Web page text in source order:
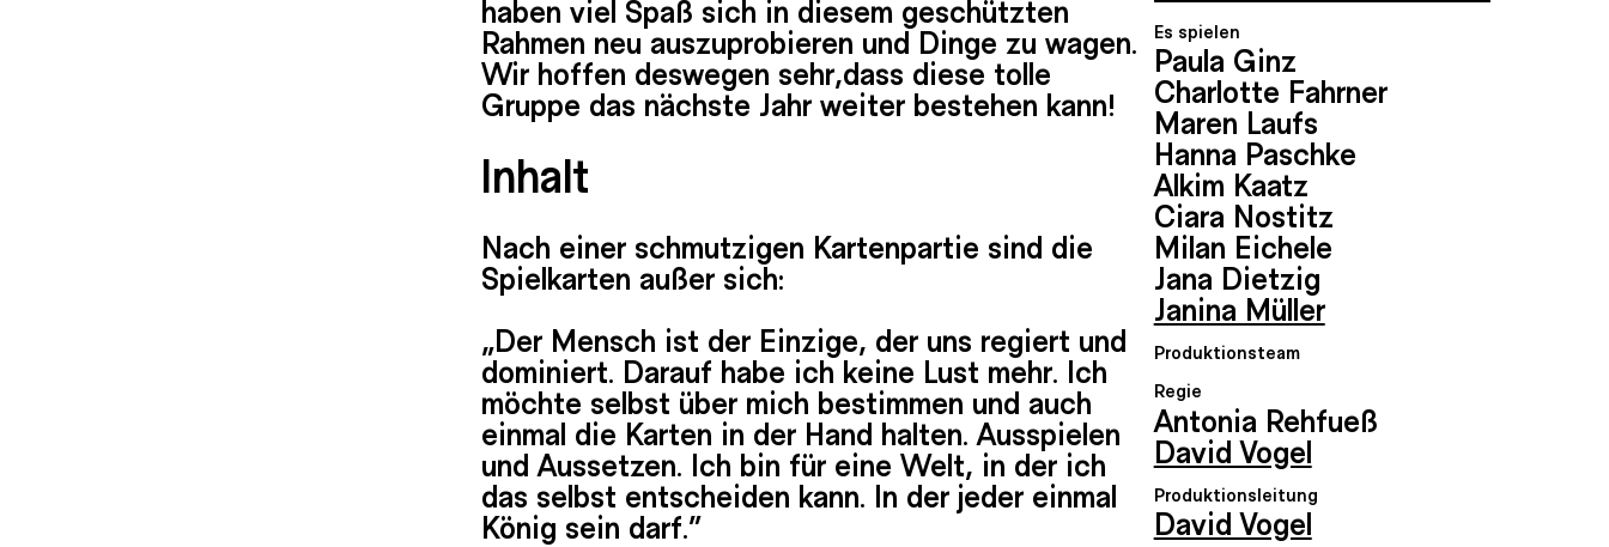
haben viel Spaß sich in diesem geschützten
Rahmen neu auszuprobieren und Dinge zu wagen.
Wir hoffen deswegen sehr,dass diese tolle
Gruppe das nächste Jahr weiter bestehen kann!
Inhalt
Nach einer schmutzigen Kartenpartie sind die
Spielkarten außer sich:
„Der Mensch ist der Einzige, der uns regiert und
dominiert. Darauf habe ich keine Lust mehr. Ich
möchte selbst über mich bestimmen und auch
einmal die Karten in der Hand halten. Ausspielen
und Aussetzen. Ich bin für eine Welt, in der ich
das selbst entscheiden kann. In der jeder einmal
König sein darf.“
Es spielen
Paula Ginz
Charlotte Fahrner
Maren Laufs
Hanna Paschke
Alkim Kaatz
Ciara Nostitz
Milan Eichele
Jana Dietzig
Janina Müller
Produktionsteam
Regie
Antonia Rehfueß
David Vogel
Produktionsleitung
David Vogel